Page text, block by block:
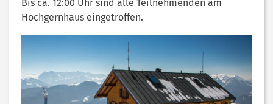
Bis ca. 12:00 Uhr sind alle Teilnehmenden am
Hochgernhaus eingetroffen.